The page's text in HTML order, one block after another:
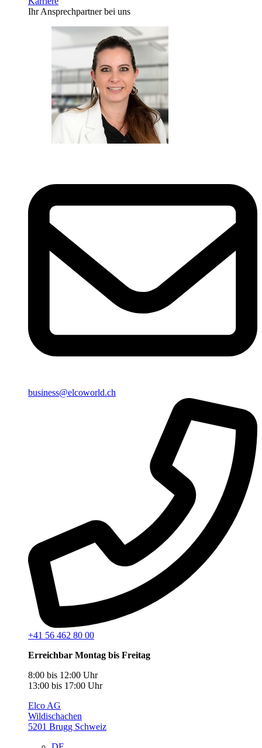
Ihr Ansprechpartner bei uns
business@elcoworld.ch
+41 56 462 80 00
Erreichbar Montag bis Freitag
8:00 bis 12:00 Uhr
13:00 bis 17:00 Uhr
Elco AG
Wildischachen
5201 Brugg Schweiz